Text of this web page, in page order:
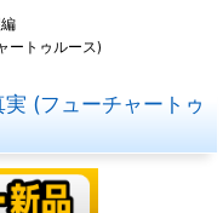
ートゥルース)
(フューチャートゥ